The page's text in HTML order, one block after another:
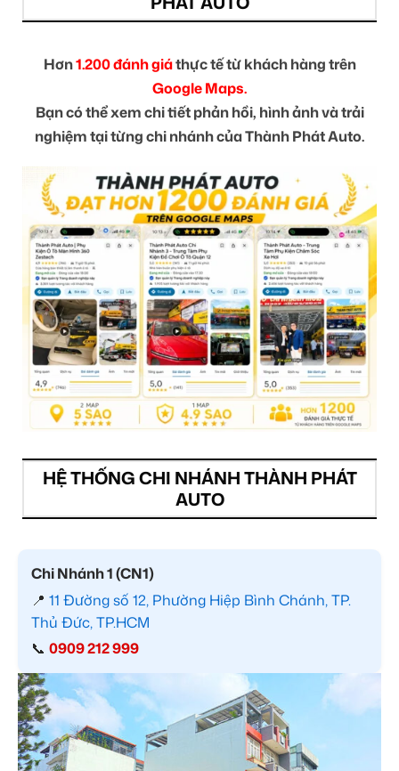
Hơn1.200 đánh giáthực tế từ khách hàng trên
Google Maps.
Bạn có thể xem chi tiết phản hồi, hình ảnh và trải
nghiệm tại từng chi nhánh của Thành Phát Auto.
HỆ THỐNG CHI NHÁNH THÀNH PHÁT
AUTO
Chi Nhánh 1 (CN1)
📍 11 Đường số 12, Phường Hiệp Bình Chánh, TP.
Thủ Đức, TP.HCM
📞 0909 212 999